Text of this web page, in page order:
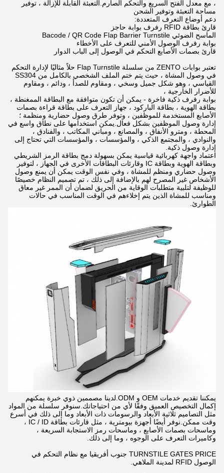
، مع معدل الفتح السريع والتحكم الصارم.التعبئة القابلة للإزالة ، توفير
مساحة التعبئة وتوفير الشحن
دعم أوضاع التعرف المتعددة:
قارئ بطاقة RFID رفرف بوابة حاجز
الماسح الضوئي Bacode / QR Code Flap Barrier Turnstile
بوابة رفرف الوصول الأمني ​​للتعرف على الأخطاء
قارئ بصمات الأصابع التحكم في الوصول إلى الباب الدوار
تعتبر بوابات ZENTO من سلسلة Flap Turnstile حلاً مثاليًا لإدارة التحكم
في وصول المشاة ، حيث يتم ختم الملف الشخصي بالكامل من SS304
القياسي ، وهو شكل جميل وسخي ، ومقاوم للصدأ ، ودائم ، ومقاوم
للأضرار الخارجية ،
بوابة رفرف ذكية فاخرة - يمكن أن تكون متوافقة مع البطاقة الممغنطة ،
بطاقة الهوية ، بطاقة الباركود ، جهاز التعرف على بطاقة قراءة بصمات
الأصابع المستخدمة للموظفين ، وتوفر طرق وصول حضارية ومنظمة ؛
إدارة وصول الموظفين بشكل فعال.يمكن استخدامها على نطاق واسع في
المحطة ، ومترو الأنفاق ، والمصانع ، ومباني المكاتب ، والفنادق ،
والنوادي ، والمجتمع الذكي ، والمؤسسات ، والمؤسسات التي تحتاج إلى
إدارة وصول ذكية.
اعتماد واجهة كهربائية قياسية يمكن بسهولة دمج بطاقة الرمز الشريطي
وبطاقة الهوية وبطاقة IC وقارئات البطاقات الأخرى في الجهاز ، لتوفير
وصول حضاري ومنظم للمشاة ، وفي نفس الوقت يمكن أن يمنع وصول
الأشخاص غير المصرح لهم بالإضافة إلى ذلك ، تم تصميم النظام خصيصًا
للوظيفة لتلبية متطلبات الوقاية من الحريق لضمان أن الممر غير معاق
ومناسب للمشاة الذين يتم إخلاءهم في الوقت المناسب في حالات
الطوارئ.
يمكننا تقديم خدمات OEM و ODM.لدينا مصممين ذوي خبرة يمكنهم
إكمال التخصيص العميق وفقًا لأي من احتياجاتك.سنوفر سلسلة من المواد
مثل التصاميم ثلاثية الأبعاد والرسومات ذات الأبعاد وما إلى ذلك في أسرع
وقت ممكن.نوفر أيضًا أجهزة بيومترية ، مثل قارئات بطاقة IC / ID ،
وماسحات بصمات الأصابع ، وماسحات رمز الاستجابة السريعة ،
وكاميرات التعرف على الوجوه ، وما إلى ذلك.
TURNSTILE GATES PRICE جنوب أفريقيا مع نظام التحكم في
الوصول RFID لمدينة الملاهي.